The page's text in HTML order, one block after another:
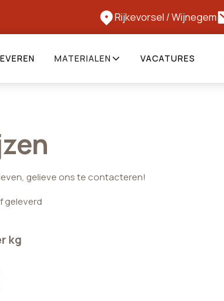
Rijkevorsel /Wijnegem
MATERIALEN VACATURES
gelieve ons te contacteren!
geleverd
kg